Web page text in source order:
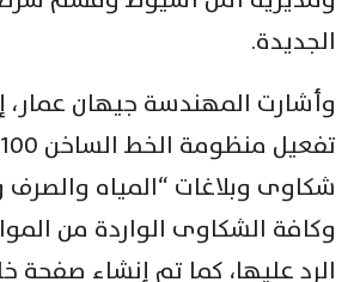
الجديدة.
وأشارت المهندسة جيهان عمار،
شكاوى وبلاغات “المياه والصرف
وكافة الشكاوى الواردة من
الرد عليها، كما تم إنشاء صفحة